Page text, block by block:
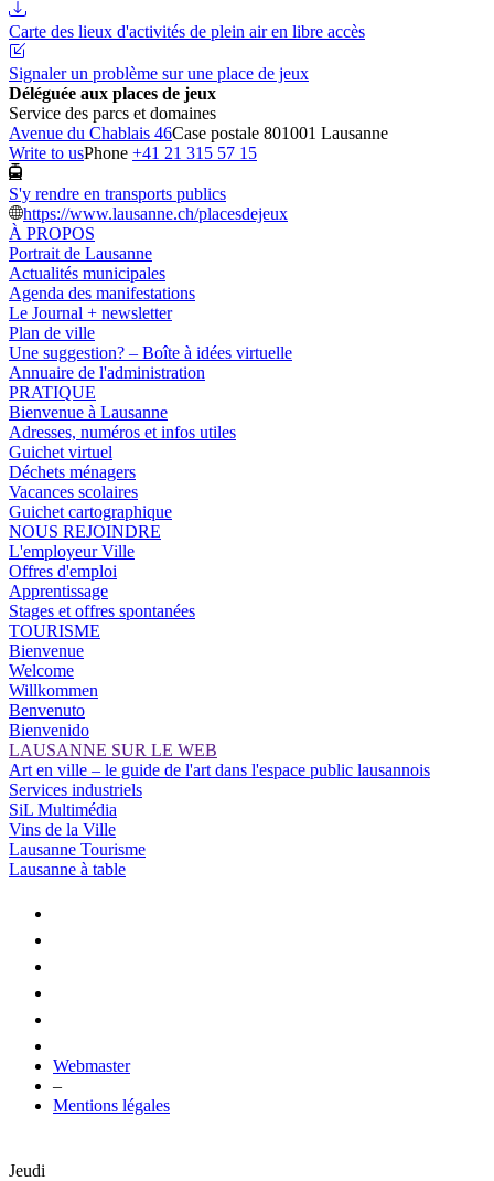
Carte des lieux d'activités de plein air en libre accès
Signaler un problème sur une place de jeux
Déléguée aux places de jeux
Service des parcs et domaines
Avenue du Chablais 46Case postale 801001 Lausanne
Write to usPhone +41 21 315 57 15
S'y rendre en transports publics
https://www.lausanne.ch/placesdejeux
À PROPOS
Portrait de Lausanne
Actualités municipales
Agenda des manifestations
Le Journal + newsletter
Plan de ville
Une suggestion? – Boîte à idées virtuelle
Annuaire de l'administration
PRATIQUE
Bienvenue à Lausanne
Adresses, numéros et infos utiles
Guichet virtuel
Déchets ménagers
Vacances scolaires
Guichet cartographique
NOUS REJOINDRE
L'employeur Ville
Offres d'emploi
Apprentissage
Stages et offres spontanées
TOURISME
Bienvenue
Welcome
Willkommen
Benvenuto
Bienvenido
LAUSANNE SUR LE WEB
Art en ville – le guide de l'art dans l'espace public lausannois
Services industriels
SiL Multimédia
Vins de la Ville
Lausanne Tourisme
Lausanne à table
Webmaster
–
Mentions légales
Jeudi